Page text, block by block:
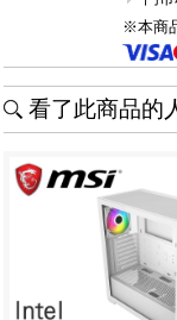
※本商
看了此商品的